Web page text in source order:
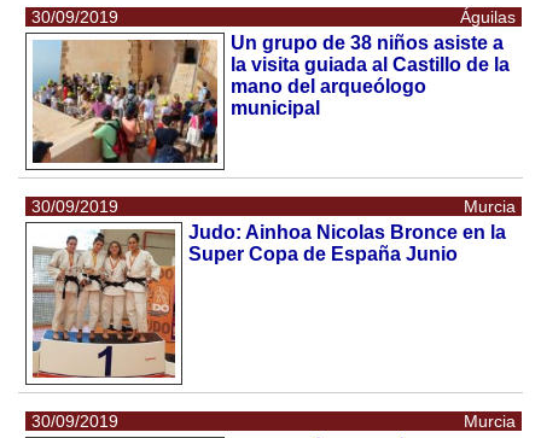
30/09/2019 Águilas
Un grupo de 38 niños asiste a
la visita guiada al Castillo de la
mano del arqueólogo
municipal
30/09/2019 Murcia
Judo: Ainhoa Nicolas Bronce en la
Super Copa de España Junio
30/09/2019 Murcia